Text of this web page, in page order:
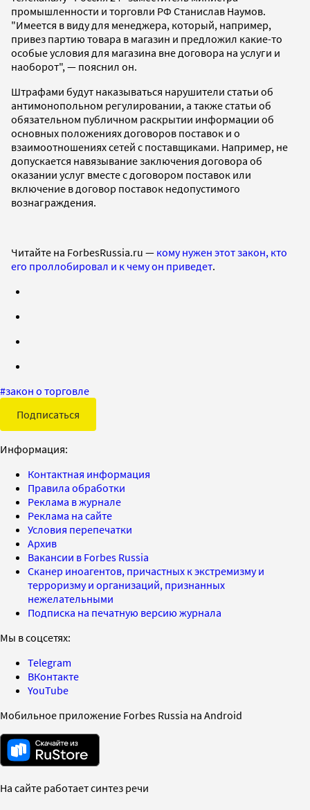
промышленности и торговли РФ Станислав Наумов.
"Имеется в виду для менеджера, который, например,
привез партию товара в магазин и предложил какие-то
особые условия для магазина вне договора на услуги и
наоборот", — пояснил он.
Штрафами будут наказываться нарушители статьи об
антимонопольном регулировании, а также статьи об
обязательном публичном раскрытии информации об
основных положениях договоров поставок и о
взаимоотношениях сетей с поставщиками. Например, не
допускается навязывание заключения договора об
оказании услуг вместе с договором поставок или
включение в договор поставок недопустимого
вознаграждения.
Читайте на ForbesRussia.ru — кому нужен этот закон, кто
его проллобировал и к чему он приведет.
#закон о торговле
Подписаться
Информация:
Контактная информация
Правила обработки
Реклама в журнале
Реклама на сайте
Условия перепечатки
Архив
Вакансии в Forbes Russia
Сканер иноагентов, причастных к экстремизму и
терроризму и организаций, признанных
нежелательными
Подписка на печатную версию журнала
Мы в соцсетях:
Telegram
ВКонтакте
YouTube
Мобильное приложение Forbes Russia на Android
На сайте работает синтез речи